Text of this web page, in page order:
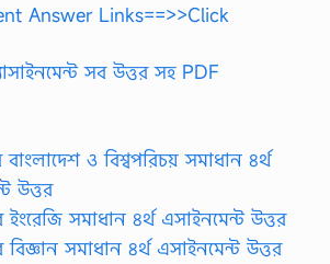
Answer Links==>>Click
সব উত্তর সহ PDF
বাংলাদেশ ও বিশ্বপরিচয় সমাধান ৪র্থ
উত্তর
ইংরেজি সমাধান ৪র্থ এসাইনমেন্ট উত্তর
বিজ্ঞান সমাধান ৪র্থ এসাইনমেন্ট উত্তর